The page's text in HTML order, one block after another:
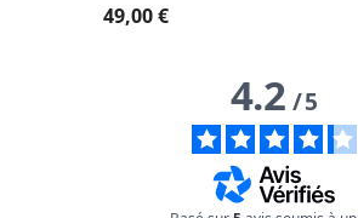
49,00 €
4.2/5